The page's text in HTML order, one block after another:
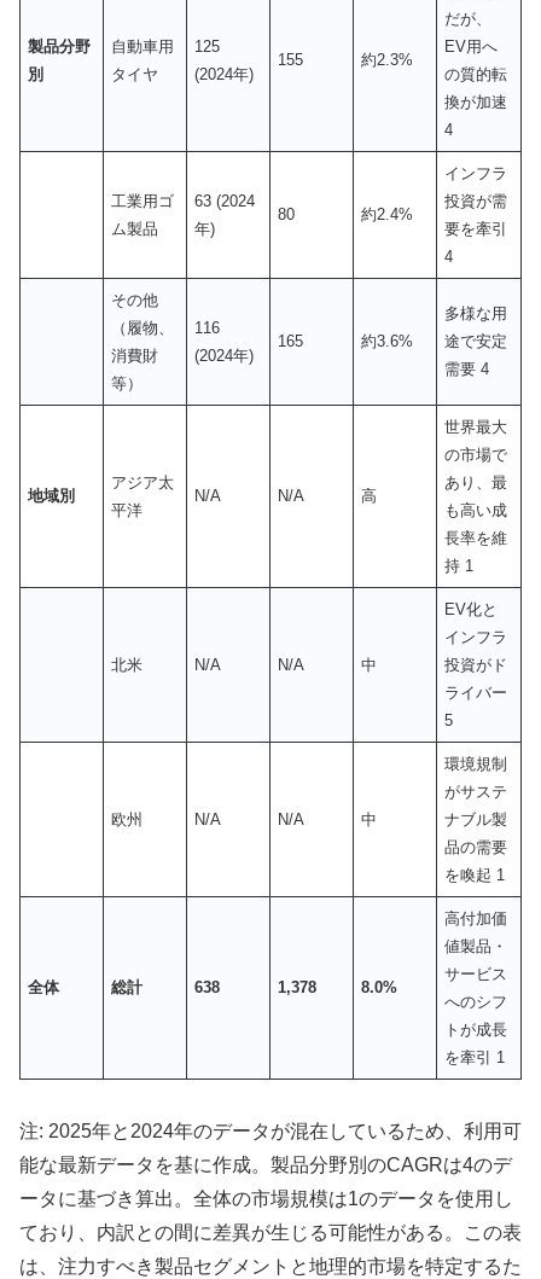
製品分野
別
自動車用
タイヤ
125
(2024年)
155 約2.3%
だが、
EV用へ
の質的転
換が加速
4
工業用ゴ
ム製品
63 (2024
年)
80 約2.4%
インフラ
投資が需
要を牽引
4
その他
（履物、
消費財
等）
116
(2024年)
165 約3.6%
多様な用
途で安定
需要 4
地域別
アジア太
平洋
N/A N/A 高
世界最大
の市場で
あり、最
も高い成
長率を維
持 1
北米 N/A N/A 中
EV化と
インフラ
投資がド
ライバー
5
欧州 N/A N/A 中
環境規制
がサステ
ナブル製
品の需要
を喚起 1
全体 総計 638 1,378 8.0%
高付加価
値製品・
サービス
へのシフ
トが成長
を牽引 1
注: 2025年と2024年のデータが混在しているため、利用可
能な最新データを基に作成。製品分野別のCAGRは4のデ
ータに基づき算出。全体の市場規模は1のデータを使用し
ており、内訳との間に差異が生じる可能性がある。この表
は、注力すべき製品セグメントと地理的市場を特定するた